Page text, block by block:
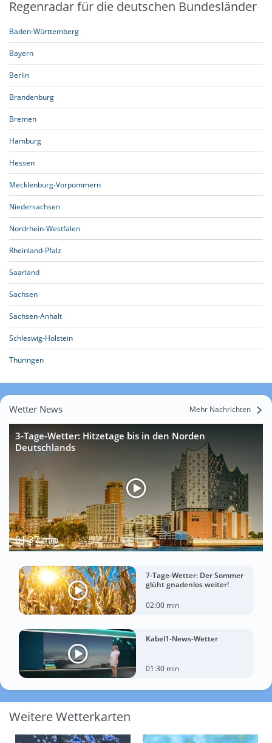
Regenradar für die deutschen Bundesländer
Baden-Württemberg
Bayern
Berlin
Brandenburg
Bremen
Hamburg
Hessen
Mecklenburg-Vorpommern
Niedersachsen
Nordrhein-Westfalen
Rheinland-Pfalz
Saarland
Sachsen
Sachsen-Anhalt
Schleswig-Holstein
Thüringen
Wetter News Mehr Nachrichten
3-Tage-Wetter: Hitzetage bis in den Norden
Deutschlands
01:37 min
7-Tage-Wetter: Der Sommer
glüht gnadenlos weiter!
02:00 min
Kabel1-News-Wetter
01:30 min
Weitere Wetterkarten